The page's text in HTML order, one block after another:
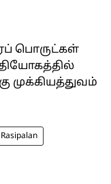
பொருட்கள்
முக்கியத்துவம்
Rasipalan